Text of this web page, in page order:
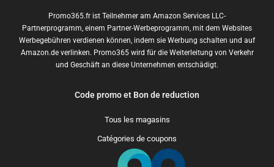
Promo365.fr ist Teilnehmer am Amazon Services LLC-
Partnerprogramm, einem Partner-Werbeprogramm, mit dem Websites
Werbegebühren verdienen können, indem sie Werbung schalten und auf
Amazon.de verlinken. Promo365 wird für die Weiterleitung von Verkehr
und Geschäft an diese Unternehmen entschädigt.
Code promo et Bon de reduction
Tous les magasins
Catégories de coupons